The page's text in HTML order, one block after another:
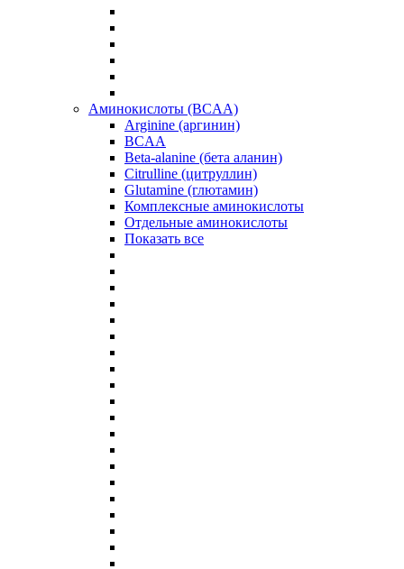
Аминокислоты (BCAA)
Arginine (аргинин)
BCAA
Beta-alanine (бета аланин)
Citrulline (цитруллин)
Glutamine (глютамин)
Комплексные аминокислоты
Отдельные аминокислоты
Показать все